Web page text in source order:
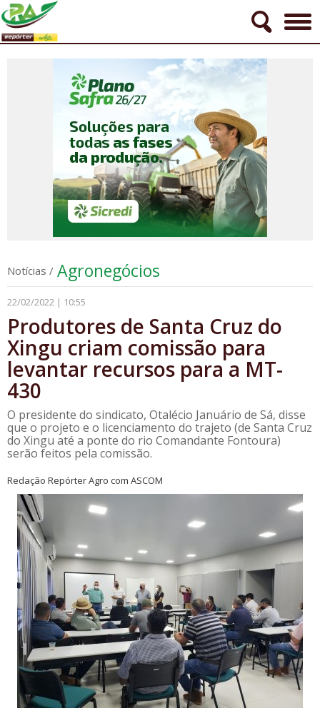
Notícias / Agronegócios
22/02/2022 | 10:55
Produtores de Santa Cruz do
Xingu criam comissão para
levantar recursos para a MT-
430
O presidente do sindicato, Otalécio Januário de Sá, disse
que o projeto e o licenciamento do trajeto (de Santa Cruz
do Xingu até a ponte do rio Comandante Fontoura)
serão feitos pela comissão.
Redação Repórter Agro com ASCOM